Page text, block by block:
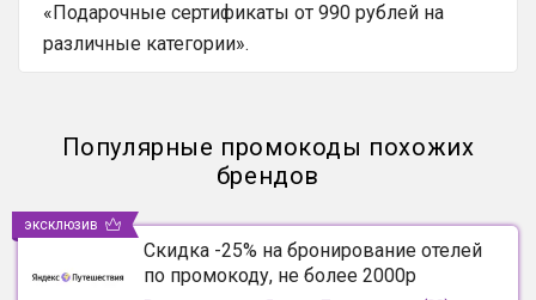
«Подарочные сертификаты от 990 рублей на
различные категории».
Популярные промокоды похожих
брендов
Скидка -25% на бронирование отелей
по промокоду, не более 2000р
эксклюзив